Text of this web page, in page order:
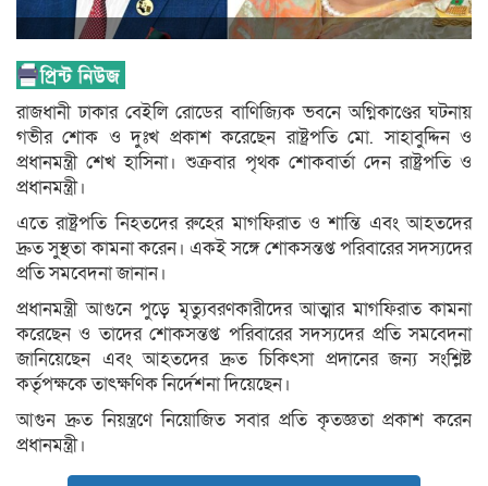
রাজধানী ঢাকার বেইলি রোডের বাণিজ্যিক ভবনে অগ্নিকাণ্ডের ঘটনায়
গভীর শোক ও দুঃখ প্রকাশ করেছেন রাষ্ট্রপতি মো. সাহাবুদ্দিন ও
প্রধানমন্ত্রী শেখ হাসিনা। শুক্রবার পৃথক শোকবার্তা দেন রাষ্ট্রপতি ও
প্রধানমন্ত্রী।
এতে রাষ্ট্রপতি নিহতদের রুহের মাগফিরাত ও শান্তি এবং আহতদের
দ্রুত সুস্থতা কামনা করেন। একই সঙ্গে শোকসন্তপ্ত পরিবারের সদস‍্যদের
প্রতি সমবেদনা জানান।
প্রধানমন্ত্রী আগুনে পুড়ে মৃত্যুবরণকারীদের আত্মার মাগফিরাত কামনা
করেছেন ও তাদের শোকসন্তপ্ত পরিবারের সদস্যদের প্রতি সমবেদনা
জানিয়েছেন এবং আহতদের দ্রুত চিকিৎসা প্রদানের জন্য সংশ্লিষ্ট
কর্তৃপক্ষকে তাৎক্ষণিক নির্দেশনা দিয়েছেন।
আগুন দ্রুত নিয়ন্ত্রণে নিয়োজিত সবার প্রতি কৃতজ্ঞতা প্রকাশ করেন
প্রধানমন্ত্রী।